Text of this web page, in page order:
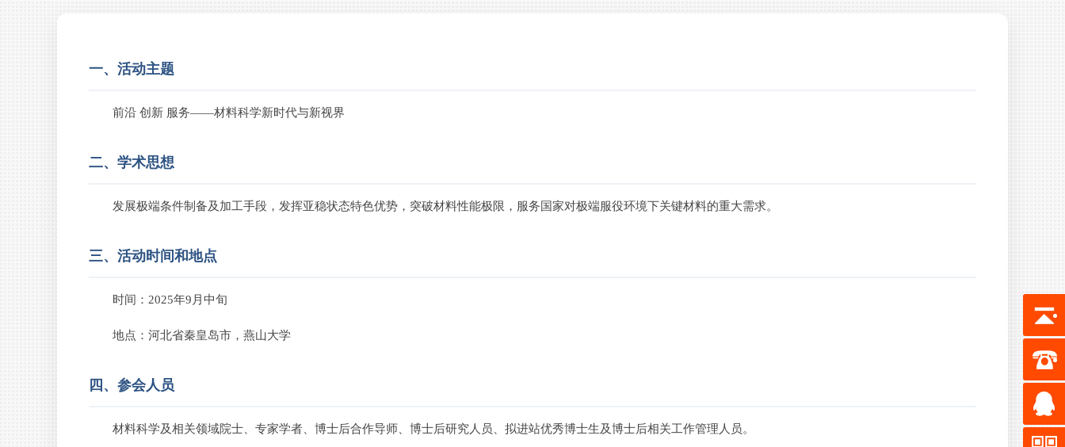
一、活动主题
前沿 创新 服务——材料科学新时代与新视界
二、学术思想
发展极端条件制备及加工手段，发挥亚稳状态特色优势，突破材料性能极限，服务国家对极端服役环境下关键材料的重大需求。
三、活动时间和地点
时间：2025年9月中旬
地点：河北省秦皇岛市，燕山大学
四、参会人员
材料科学及相关领域院士、专家学者、博士后合作导师、博士后研究人员、拟进站优秀博士生及博士后相关工作管理人员。